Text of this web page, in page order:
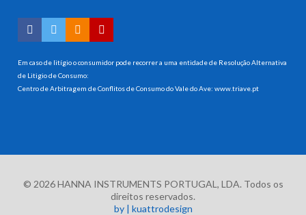
Em caso de litígio o consumidor pode recorrer a uma entidade de Resolução Alternativa
de Litigio de Consumo:
Centro de Arbitragem de Conflitos de Consumo do Vale do Ave:www.triave.pt
© 2026 HANNA INSTRUMENTS PORTUGAL, LDA. Todos os
direitos reservados.
by | kuattrodesign